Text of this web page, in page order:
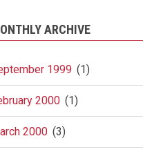
ARCHIVE
1999 (1)
2000 (1)
2000 (3)